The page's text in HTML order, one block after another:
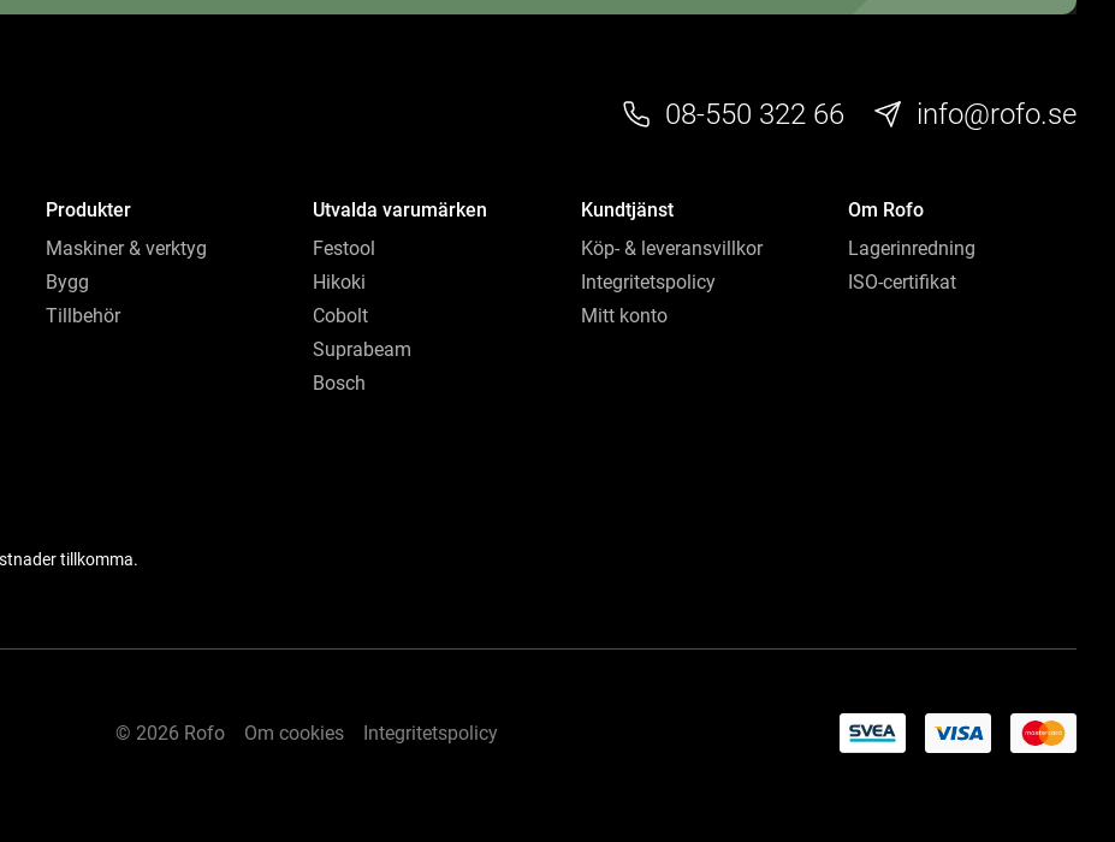
08-550 322 66 info@rofo.se
Produkter
Maskiner & verktyg
Bygg
Tillbehör
Utvalda varumärken
Festool
Hikoki
Cobolt
Suprabeam
Bosch
Kundtjänst
Köp- & leveransvillkor
Integritetspolicy
Mitt konto
Om Rofo
Lagerinredning
ISO-certifikat
tillkomma.
© 2026 Rofo Om cookies Integritetspolicy